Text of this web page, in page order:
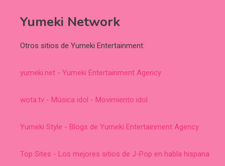
Yumeki Network
Otros sitios de Yumeki Entertainment:
yumeki.net - Yumeki Entertainment Agency
wota.tv - Música idol - Movimiento idol
Yumeki Style - Blogs de Yumeki Entertainment Agency
Top Sites - Los mejores sitios de J-Pop en habla hispana